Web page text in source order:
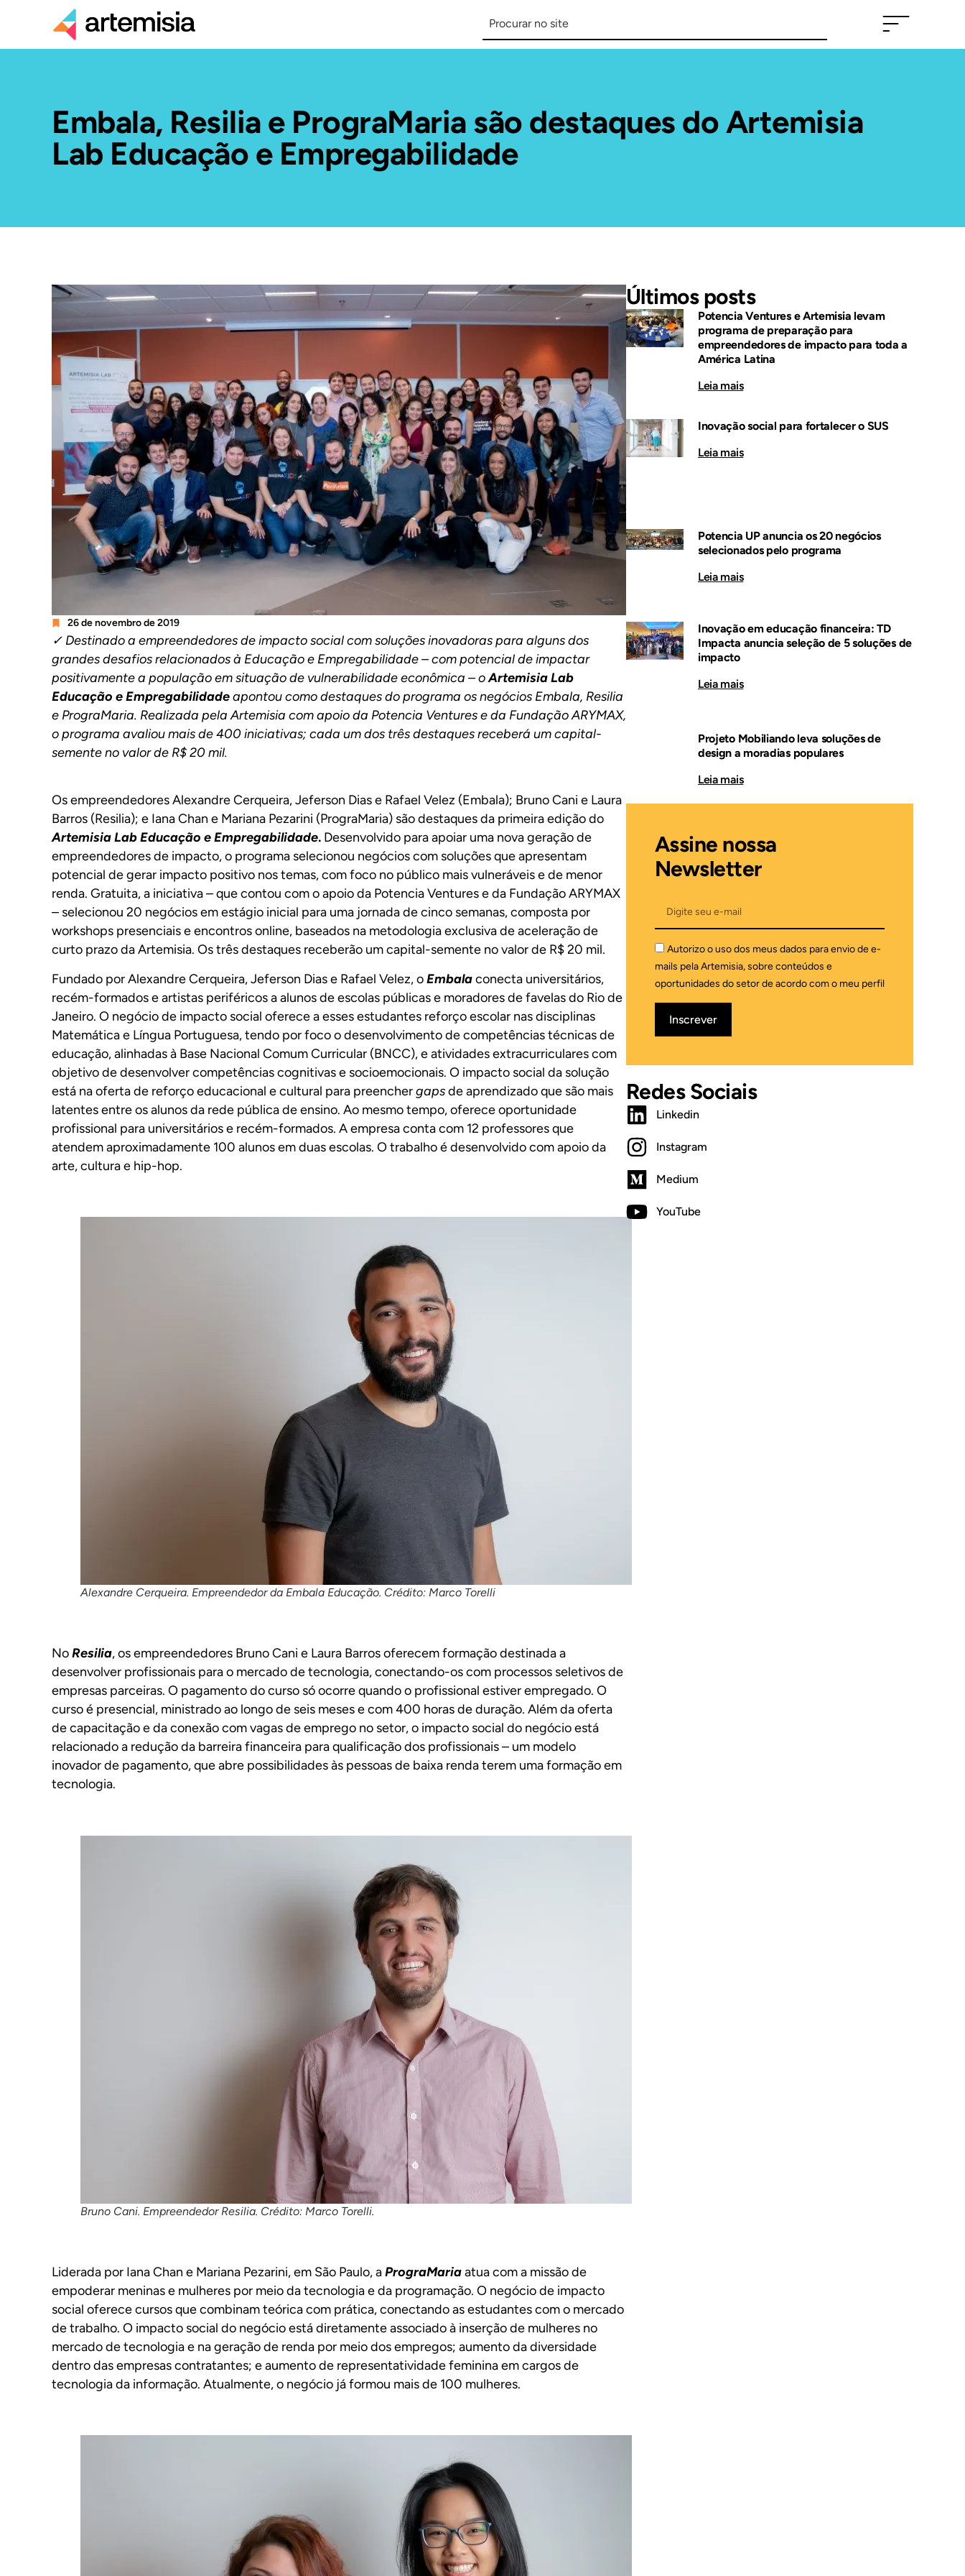
Embala, Resilia e PrograMaria são destaques do Artemisia
Lab Educação e Empregabilidade
26 de novembro de 2019
✓ Destinado a empreendedores de impacto social com soluções inovadoras para alguns dos
grandes desafios relacionados à Educação e Empregabilidade – com potencial de impactar
positivamente a população em situação de vulnerabilidade econômica – oArtemisia Lab
Educação e Empregabilidadeapontou como destaques do programa os negócios Embala, Resilia
e PrograMaria. Realizada pela Artemisia com apoio da Potencia Ventures e da Fundação ARYMAX,
o programa avaliou mais de 400 iniciativas; cada um dos três destaques receberá um capital-
semente no valor de R$ 20 mil.
Os empreendedores Alexandre Cerqueira, Jeferson Dias e Rafael Velez (Embala); Bruno Cani e Laura
Barros (Resilia); e Iana Chan e Mariana Pezarini (PrograMaria) são destaques da primeira edição do
Artemisia Lab Educação e Empregabilidade. Desenvolvido para apoiar uma nova geração de
empreendedores de impacto, o programa selecionou negócios com soluções que apresentam
potencial de gerar impacto positivo nos temas, com foco no público mais vulneráveis e de menor
renda. Gratuita, a iniciativa – que contou com o apoio da Potencia Ventures e da Fundação ARYMAX
– selecionou 20 negócios em estágio inicial para uma jornada de cinco semanas, composta por
workshops presenciais e encontros online, baseados na metodologia exclusiva de aceleração de
curto prazo da Artemisia. Os três destaques receberão um capital-semente no valor de R$ 20 mil.
Fundado por Alexandre Cerqueira, Jeferson Dias e Rafael Velez, oEmbalaconecta universitários,
recém-formados e artistas periféricos a alunos de escolas públicas e moradores de favelas do Rio de
Janeiro. O negócio de impacto social oferece a esses estudantes reforço escolar nas disciplinas
Matemática e Língua Portuguesa, tendo por foco o desenvolvimento de competências técnicas de
educação, alinhadas à Base Nacional Comum Curricular (BNCC), e atividades extracurriculares com
objetivo de desenvolver competências cognitivas e socioemocionais. O impacto social da solução
está na oferta de reforço educacional e cultural para preenchergapsde aprendizado que são mais
latentes entre os alunos da rede pública de ensino. Ao mesmo tempo, oferece oportunidade
profissional para universitários e recém-formados. A empresa conta com 12 professores que
atendem aproximadamente 100 alunos em duas escolas. O trabalho é desenvolvido com apoio da
arte, cultura e hip-hop.
Alexandre Cerqueira. Empreendedor da Embala Educação. Crédito: Marco Torelli
NoResilia, os empreendedores Bruno Cani e Laura Barros oferecem formação destinada a
desenvolver profissionais para o mercado de tecnologia, conectando-os com processos seletivos de
empresas parceiras. O pagamento do curso só ocorre quando o profissional estiver empregado. O
curso é presencial, ministrado ao longo de seis meses e com 400 horas de duração. Além da oferta
de capacitação e da conexão com vagas de emprego no setor, o impacto social do negócio está
relacionado a redução da barreira financeira para qualificação dos profissionais – um modelo
inovador de pagamento, que abre possibilidades às pessoas de baixa renda terem uma formação em
tecnologia.
Bruno Cani. Empreendedor Resilia. Crédito: Marco Torelli.
Liderada por Iana Chan e Mariana Pezarini, em São Paulo, aPrograMariaatua com a missão de
empoderar meninas e mulheres por meio da tecnologia e da programação. O negócio de impacto
social oferece cursos que combinam teórica com prática, conectando as estudantes com o mercado
de trabalho. O impacto social do negócio está diretamente associado à inserção de mulheres no
mercado de tecnologia e na geração de renda por meio dos empregos; aumento da diversidade
dentro das empresas contratantes; e aumento de representatividade feminina em cargos de
tecnologia da informação. Atualmente, o negócio já formou mais de 100 mulheres.
Últimos posts
Potencia Ventures e Artemisia levam
programa de preparação para
empreendedores de impacto para toda a
América Latina
Leia mais
Inovação social para fortalecer o SUS
Leia mais
Potencia UP anuncia os 20 negócios
selecionados pelo programa
Leia mais
Inovação em educação financeira: TD
Impacta anuncia seleção de 5 soluções de
impacto
Leia mais
Projeto Mobiliando leva soluções de
design a moradias populares
Leia mais
Assine nossa
Newsletter
Autorizo o uso dos meus dados para envio de e-
mails pela Artemisia, sobre conteúdos e
oportunidades do setor de acordo com o meu perfil
Inscrever
Redes Sociais
Linkedin
Instagram
Medium
YouTube